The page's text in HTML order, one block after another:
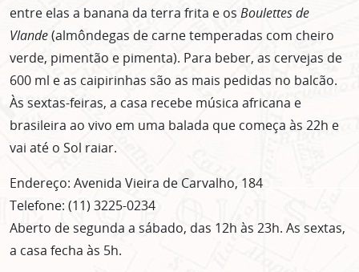
entre elas a banana da terra frita e os Boulettes de
Vlande(almôndegas de carne temperadas com cheiro
verde, pimentão e pimenta). Para beber, as cervejas de
600 ml e as caipirinhas são as mais pedidas no balcão.
Às sextas-feiras, a casa recebe música africana e
brasileira ao vivo em uma balada que começa às 22h e
vai até o Sol raiar.
Endereço: Avenida Vieira de Carvalho, 184
Telefone: (11) 3225-0234
Aberto de segunda a sábado, das 12h às 23h. As sextas,
a casa fecha às 5h.